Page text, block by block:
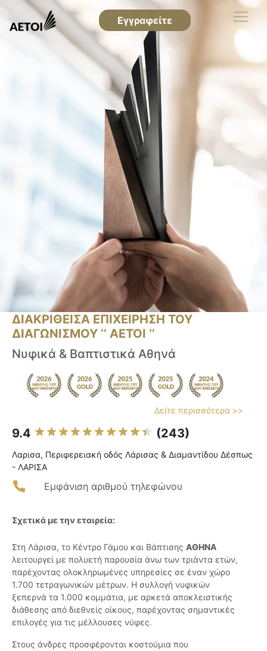
Εγγραφείτε
ΔΙΑΚΡΙΘΕΙΣΑ ΕΠΙΧΕΙΡΗΣΗ ΤΟΥ
ΔΙΑΓΩΝΙΣΜΟΥ ‘’ ΑΕΤΟΙ ‘’
Νυφικά & Βαπτιστικά Αθηνά
Δείτε περισσότερα >>
9.4 (243)
Λαρισα, Περιφερειακή οδός Λάρισας & Διαμαντίδου Δέσπως
- ΛΑΡΙΣΑ
Εμφάνιση αριθμού τηλεφώνου
Σχετικά με την εταιρεία:
Στη Λάρισα, το Κέντρο Γάμου και Βάπτισης ΑΘΗΝΑ
λειτουργεί με πολυετή παρουσία άνω των τριάντα ετών,
παρέχοντας ολοκληρωμένες υπηρεσίες σε έναν χώρο
1.700 τετραγωνικών μέτρων. Η συλλογή νυφικών
ξεπερνά τα 1.000 κομμάτια, με αρκετά αποκλειστικής
διάθεσης από διεθνείς οίκους, παρέχοντας σημαντικές
επιλογές για τις μέλλουσες νύφες.
Στους άνδρες προσφέρονται κοστούμια που